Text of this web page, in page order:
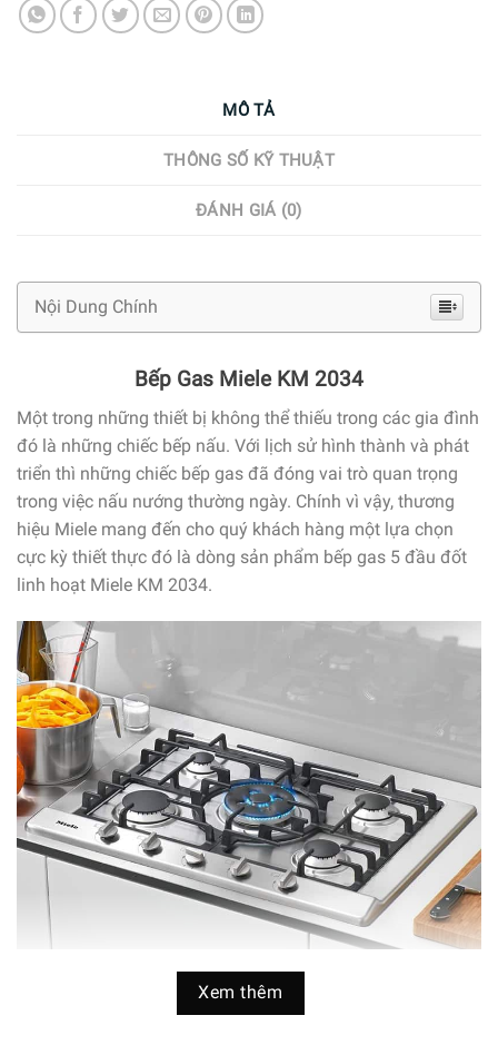
MÔ TẢ
THÔNG SỐ KỸ THUẬT
ĐÁNH GIÁ (0)
Nội Dung Chính
Bếp Gas Miele KM 2034
Một trong những thiết bị không thể thiếu trong các gia đình
đó là những chiếc bếp nấu. Với lịch sử hình thành và phát
triển thì những chiếc bếp gas đã đóng vai trò quan trọng
trong việc nấu nướng thường ngày. Chính vì vậy, thương
hiệu Miele mang đến cho quý khách hàng một lựa chọn
cực kỳ thiết thực đó là dòng sản phẩm bếp gas 5 đầu đốt
linh hoạt Miele KM 2034.
Bếp Gas Miele KM 2034 dòng sản phẩm thiết thực cho mọi
căn bếp
Xem thêm